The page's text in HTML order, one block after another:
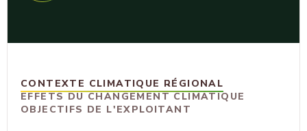
CONTEXTE CLIMATIQUE RÉGIONAL
EFFETS DU CHANGEMENT CLIMATIQUE
OBJECTIFS DE L'EXPLOITANT